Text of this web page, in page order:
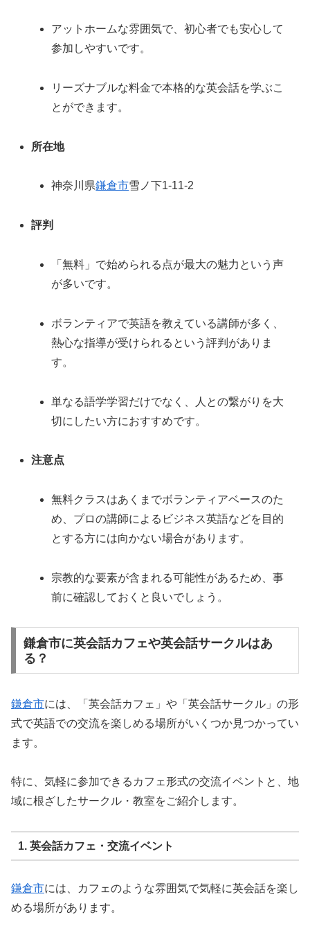
アットホームな雰囲気で、初心者でも安心して
参加しやすいです。
リーズナブルな料金で本格的な英会話を学ぶこ
とができます。
所在地
神奈川県鎌倉市雪ノ下1-11-2
評判
「無料」で始められる点が最大の魅力という声
が多いです。
ボランティアで英語を教えている講師が多く、
熱心な指導が受けられるという評判がありま
す。
単なる語学学習だけでなく、人との繋がりを大
切にしたい方におすすめです。
注意点
無料クラスはあくまでボランティアベースのた
め、プロの講師によるビジネス英語などを目的
とする方には向かない場合があります。
宗教的な要素が含まれる可能性があるため、事
前に確認しておくと良いでしょう。
鎌倉市に英会話カフェや英会話サークルはあ
る？
鎌倉市には、「英会話カフェ」や「英会話サークル」の形
式で英語での交流を楽しめる場所がいくつか見つかってい
ます。
特に、気軽に参加できるカフェ形式の交流イベントと、地
域に根ざしたサークル・教室をご紹介します。
1. 英会話カフェ・交流イベント
鎌倉市には、カフェのような雰囲気で気軽に英会話を楽し
める場所があります。